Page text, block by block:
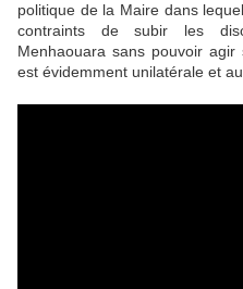
politique de la Maire dans
contraints de subir les
Menhaouara sans pouvoir
est évidemment unilatérale et